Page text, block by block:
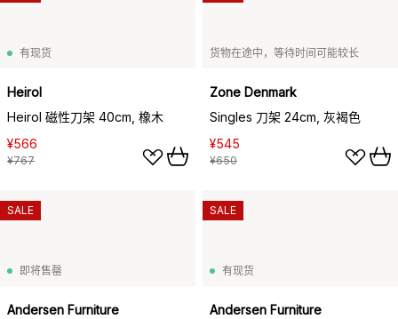
有现货
Heirol
Heirol 磁性刀架 40cm, 橡木
¥566
¥767
货物在途中，等待时间可能较长
Zone Denmark
Singles 刀架 24cm, 灰褐色
¥545
¥650
即将售罄
Andersen Furniture
SALE
有现货
Andersen Furniture
SALE